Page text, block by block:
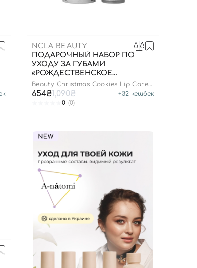
NCLA BEAUTY
ПОДАРОЧНЫЙ НАБОР ПО
УХОДУ ЗА ГУБАМИ
«РОЖДЕСТВЕНСКОЕ
ПЕЧЕНЬЕ», 3 В 1
Beauty Christmas Cookies Lip Care
Set
654₴1,090₴ +32кешбек
0 (0)